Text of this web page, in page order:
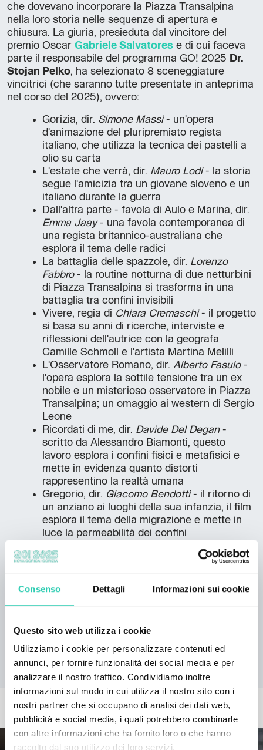
Consenso Dettagli Informazioni sui cookie
Questo sito web utilizza i cookie
Utilizziamo i cookie per personalizzare contenuti ed
annunci, per fornire funzionalità dei social media e per
analizzare il nostro traffico. Condividiamo inoltre
informazioni sul modo in cui utilizza il nostro sito con i
nostri partner che si occupano di analisi dei dati web,
pubblicità e social media, i quali potrebbero combinarle
con altre informazioni che ha fornito loro o che hanno
raccolto dal suo utilizzo dei loro servizi.
che dovevano incorporare la Piazza Transalpina
nella loro storia nelle sequenze di apertura e
chiusura. La giuria, presieduta dal vincitore del
premio Oscar Gabriele Salvatores e di cui faceva
parte il responsabile del programma GO! 2025 Dr.
Stojan Pelko, ha selezionato 8 sceneggiature
vincitrici (che saranno tutte presentate in anteprima
nel corso del 2025), ovvero:
Gorizia, dir. Simone Massi- un'opera
d'animazione del pluripremiato regista
italiano, che utilizza la tecnica dei pastelli a
olio su carta
L'estate che verrà, dir. Mauro Lodi- la storia
segue l'amicizia tra un giovane sloveno e un
italiano durante la guerra
Dall'altra parte - favola di Aulo e Marina, dir.
Emma Jaay- una favola contemporanea di
una regista britannico-australiana che
esplora il tema delle radici
La battaglia delle spazzole, dir. Lorenzo
Fabbro- la routine notturna di due netturbini
di Piazza Transalpina si trasforma in una
battaglia tra confini invisibili
Vivere, regia di Chiara Cremaschi- il progetto
si basa su anni di ricerche, interviste e
riflessioni dell'autrice con la geografa
Camille Schmoll e l'artista Martina Melilli
L'Osservatore Romano, dir. Alberto Fasulo-
l'opera esplora la sottile tensione tra un ex
nobile e un misterioso osservatore in Piazza
Transalpina; un omaggio ai western di Sergio
Leone
Ricordati di me, dir. Davide Del Degan-
scritto da Alessandro Biamonti, questo
lavoro esplora i confini fisici e metafisici e
mette in evidenza quanto distorti
rappresentino la realtà umana
Gregorio, dir. Giacomo Bendotti- il ritorno di
un anziano ai luoghi della sua infanzia, il film
esplora il tema della migrazione e mette in
luce la permeabilità dei confini
Il concorso, organizzato dalla Friuli Venezia Giulia
Capitale Europea della Cultura 2025 Nova Gorica -
Gorizia.
In caso di pioggia, l’evento si svolgerà al Kinemax
ALTRE NEWS